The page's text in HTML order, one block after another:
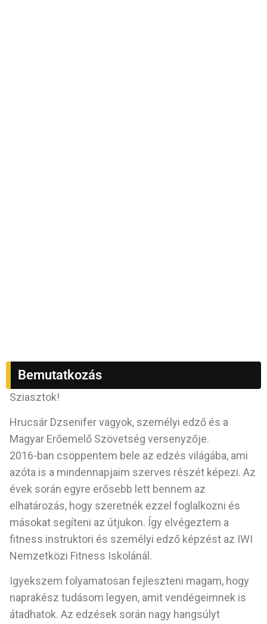
Bemutatkozás
Sziasztok!
Hrucsár Dzsenifer vagyok, személyi edző és a
Magyar Erőemelő Szövetség versenyzője.
2016-ban csöppentem bele az edzés világába, ami
azóta is a mindennapjaim szerves részét képezi. Az
évek során egyre erősebb lett bennem az
elhatározás, hogy szeretnék ezzel foglalkozni és
másokat segíteni az útjukon. Így elvégeztem a
fitness instruktori és személyi edző képzést az IWI
Nemzetközi Fitness Iskolánál.
Igyekszem folyamatosan fejleszteni magam, hogy
naprakész tudásom legyen, amit vendégeimnek is
átadhatok. Az edzések során nagy hangsúlyt